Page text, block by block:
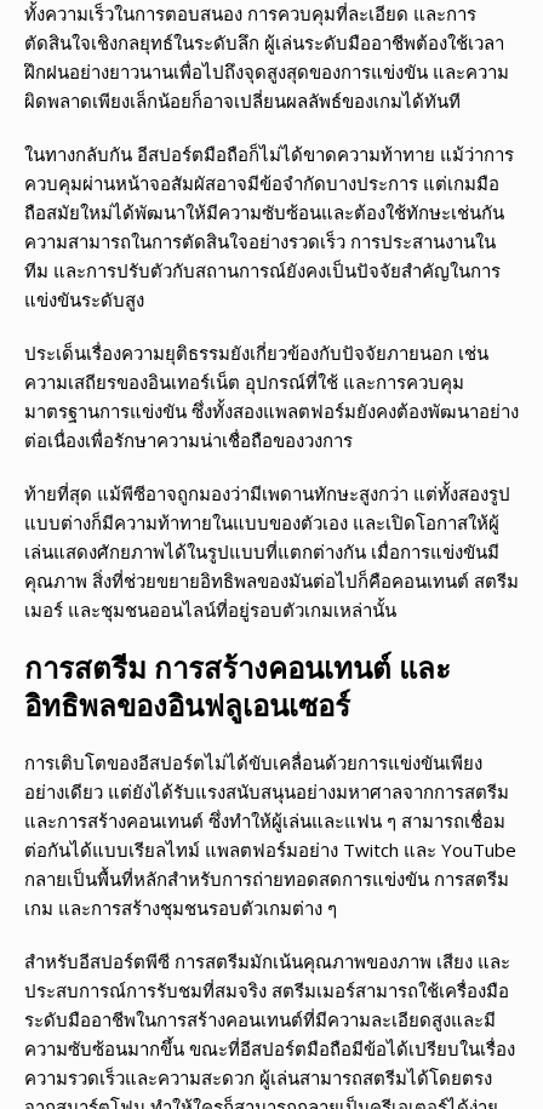
ทั้งความเร็วในการตอบสนอง การควบคุมที่ละเอียด และการ
ตัดสินใจเชิงกลยุทธ์ในระดับลึก ผู้เล่นระดับมืออาชีพต้องใช้เวลา
ฝึกฝนอย่างยาวนานเพื่อไปถึงจุดสูงสุดของการแข่งขัน และความ
ผิดพลาดเพียงเล็กน้อยก็อาจเปลี่ยนผลลัพธ์ของเกมได้ทันที
ในทางกลับกัน อีสปอร์ตมือถือก็ไม่ได้ขาดความท้าทาย แม้ว่าการ
ควบคุมผ่านหน้าจอสัมผัสอาจมีข้อจำกัดบางประการ แต่เกมมือ
ถือสมัยใหม่ได้พัฒนาให้มีความซับซ้อนและต้องใช้ทักษะเช่นกัน
ความสามารถในการตัดสินใจอย่างรวดเร็ว การประสานงานใน
ทีม และการปรับตัวกับสถานการณ์ยังคงเป็นปัจจัยสำคัญในการ
แข่งขันระดับสูง
ประเด็นเรื่องความยุติธรรมยังเกี่ยวข้องกับปัจจัยภายนอก เช่น
ความเสถียรของอินเทอร์เน็ต อุปกรณ์ที่ใช้ และการควบคุม
มาตรฐานการแข่งขัน ซึ่งทั้งสองแพลตฟอร์มยังคงต้องพัฒนาอย่าง
ต่อเนื่องเพื่อรักษาความน่าเชื่อถือของวงการ
ท้ายที่สุด แม้พีซีอาจถูกมองว่ามีเพดานทักษะสูงกว่า แต่ทั้งสองรูป
แบบต่างก็มีความท้าทายในแบบของตัวเอง และเปิดโอกาสให้ผู้
เล่นแสดงศักยภาพได้ในรูปแบบที่แตกต่างกัน เมื่อการแข่งขันมี
คุณภาพ สิ่งที่ช่วยขยายอิทธิพลของมันต่อไปก็คือคอนเทนต์ สตรีม
เมอร์ และชุมชนออนไลน์ที่อยู่รอบตัวเกมเหล่านั้น
การสตรีม การสร้างคอนเทนต์ และ
อิทธิพลของอินฟลูเอนเซอร์
การเติบโตของอีสปอร์ตไม่ได้ขับเคลื่อนด้วยการแข่งขันเพียง
อย่างเดียว แต่ยังได้รับแรงสนับสนุนอย่างมหาศาลจากการสตรีม
และการสร้างคอนเทนต์ ซึ่งทำให้ผู้เล่นและแฟน ๆ สามารถเชื่อม
ต่อกันได้แบบเรียลไทม์ แพลตฟอร์มอย่าง Twitch และ YouTube
กลายเป็นพื้นที่หลักสำหรับการถ่ายทอดสดการแข่งขัน การสตรีม
เกม และการสร้างชุมชนรอบตัวเกมต่าง ๆ
สำหรับอีสปอร์ตพีซี การสตรีมมักเน้นคุณภาพของภาพ เสียง และ
ประสบการณ์การรับชมที่สมจริง สตรีมเมอร์สามารถใช้เครื่องมือ
ระดับมืออาชีพในการสร้างคอนเทนต์ที่มีความละเอียดสูงและมี
ความซับซ้อนมากขึ้น ขณะที่อีสปอร์ตมือถือมีข้อได้เปรียบในเรื่อง
ความรวดเร็วและความสะดวก ผู้เล่นสามารถสตรีมได้โดยตรง